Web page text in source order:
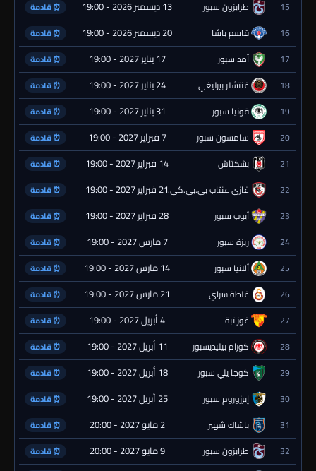
15 طرابزون سبور 13 ديسمبر 2026 - 19:00 ⏰ قادمة
16 قاسم باشا 20 ديسمبر 2026 - 19:00 ⏰ قادمة
17 آمد سبور 17 يناير 2027 - 19:00 ⏰ قادمة
18 غنتشلر بيرليغي 24 يناير 2027 - 19:00 ⏰ قادمة
19 قونيا سبور 31 يناير 2027 - 19:00 ⏰ قادمة
20 سامسون سبور 7 فبراير 2027 - 19:00 ⏰ قادمة
21 بشكتاش 14 فبراير 2027 - 19:00 ⏰ قادمة
22 غازي عنتاب بي.بي.كي.21 فبراير 2027 - 19:00 ⏰ قادمة
23 أيوب سبور 28 فبراير 2027 - 19:00 ⏰ قادمة
24 ريزة سبور 7 مارس 2027 - 19:00 ⏰ قادمة
25 ألانيا سبور 14 مارس 2027 - 19:00 ⏰ قادمة
26 غلطة سراي 21 مارس 2027 - 19:00 ⏰ قادمة
27 غوز تبة 4 أبريل 2027 - 19:00 ⏰ قادمة
28 كورام بيليديسبور 11 أبريل 2027 - 19:00 ⏰ قادمة
29 كوجا يلي سبور 18 أبريل 2027 - 19:00 ⏰ قادمة
30 إيرزوروم سبور 25 أبريل 2027 - 19:00 ⏰ قادمة
31 باشاك شهير 2 مايو 2027 - 20:00 ⏰ قادمة
32 طرابزون سبور 9 مايو 2027 - 20:00 ⏰ قادمة